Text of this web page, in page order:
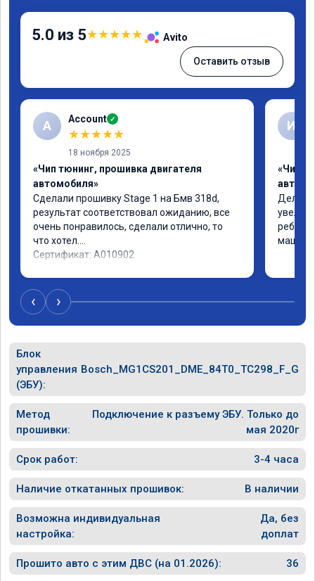
5.0 из 5★★★★★ Avito
Оставить отзыв
A Account ✓
★★★★★
18 ноября 2025
«Чип тюнинг, прошивка двигателя
автомобиля»
Сделали прошивку Stage 1 на Бмв 318d,
результат соответствовал ожиданию, все
очень понравилось, сделали отлично, то
что хотел.
Сертификат: A010902
И
«Чип
Делали
ребята
машина
‹ ›
Блок
управления
(ЭБУ):
Bosch_MG1CS201_DME_84T0_TC298_F_G
Метод
прошивки:
Подключение к разъему ЭБУ. Только до
мая 2020г
Срок работ: 3-4 часа
Наличие откатанных прошивок: В наличии
Возможна индивидуальная
настройка:
Да, без
доплат
Прошито авто с этим ДВС (на 01.2026): 36